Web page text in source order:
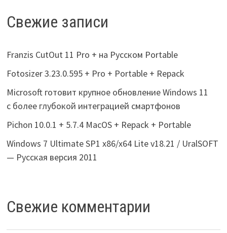
Свежие записи
Franzis CutOut 11 Pro + на Русском Portable
Fotosizer 3.23.0.595 + Pro + Portable + Repack
Microsoft готовит крупное обновление Windows 11
с более глубокой интеграцией смартфонов
Pichon 10.0.1 + 5.7.4 MacOS + Repack + Portable
Windows 7 Ultimate SP1 x86/x64 Lite v18.21 / UralSOFT
— Русская версия 2011
Свежие комментарии